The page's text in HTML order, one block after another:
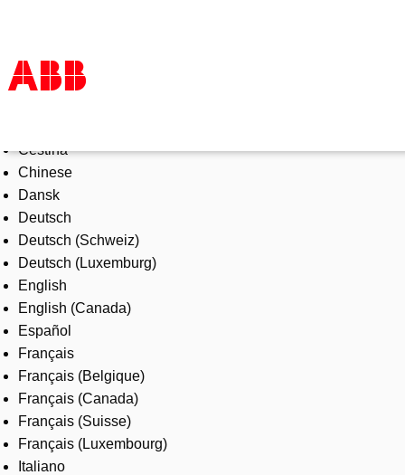
Products & Solutions
Industries
Services
About us
Where to buy
Contact us
Careers
Čeština
Chinese
Dansk
Deutsch
Deutsch (Schweiz)
Deutsch (Luxemburg)
English
English (Canada)
Español
Français
Français (Belgique)
Français (Canada)
Français (Suisse)
Français (Luxembourg)
Italiano